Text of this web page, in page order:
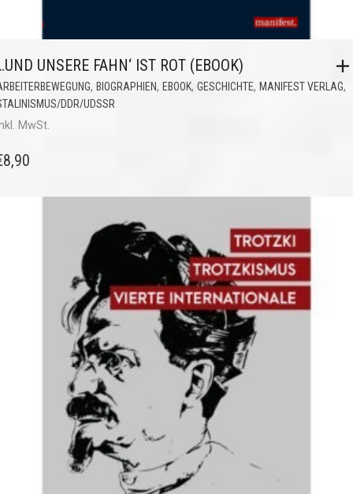
UNSERE FAHN‘ IST ROT (EBOOK)
, BIOGRAPHIEN, EBOOK, GESCHICHTE, MANIFEST VERLAG,
DDR/UDSSR
MwSt.
8,90